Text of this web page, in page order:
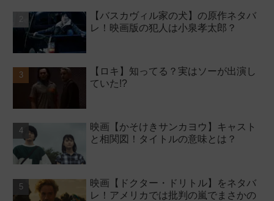
【バスカヴィル家の犬】の原作ネタバ
レ！映画版の犯人は小泉孝太郎？
【ロキ】知ってる？実はソーが出演し
ていた!?
映画【かそけきサンカヨウ】キャスト
と相関図！タイトルの意味とは？
映画【ドクター・ドリトル】をネタバ
レ！アメリカでは批判の嵐でまさかの